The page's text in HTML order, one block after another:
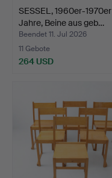
SESSEL, 1960er-1970er
Jahre, Beine aus geb…
Beendet 11. Jul 2026
11 Gebote
264 USD